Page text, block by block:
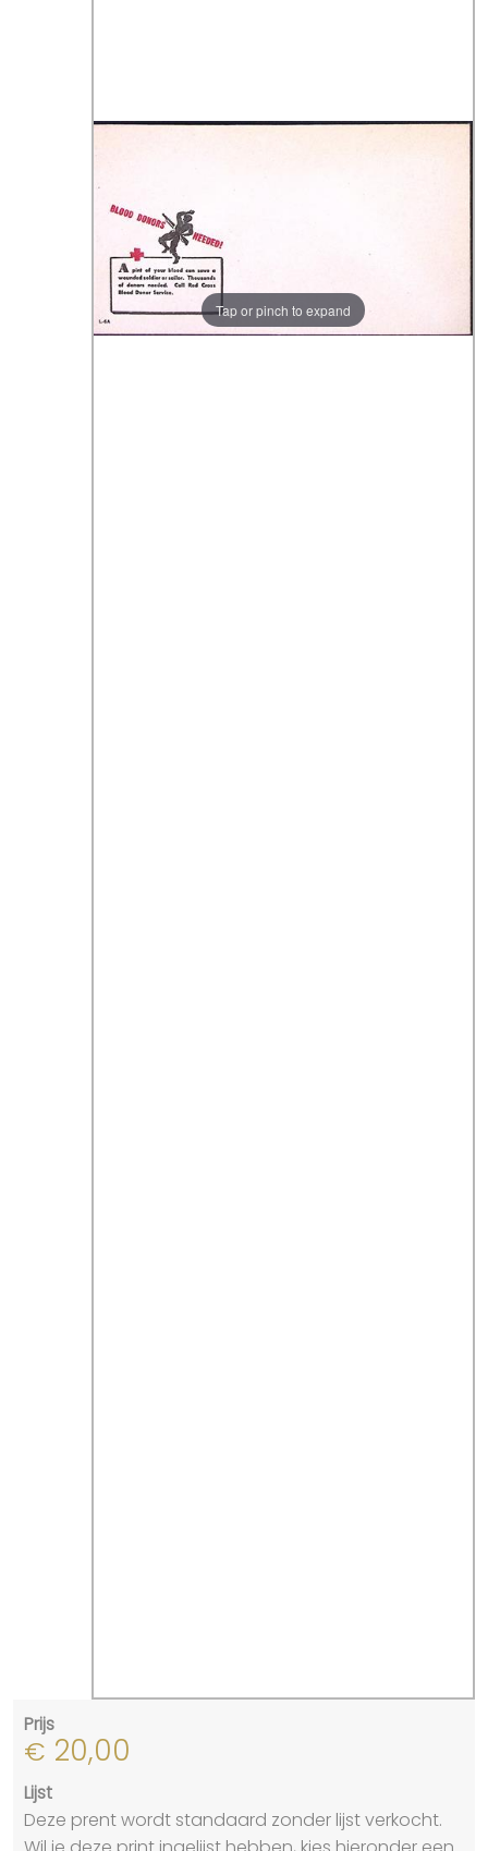
Tap or pinch to expand
Prijs
€ 20,00
Lijst
Deze prent wordt standaard zonder lijst verkocht.